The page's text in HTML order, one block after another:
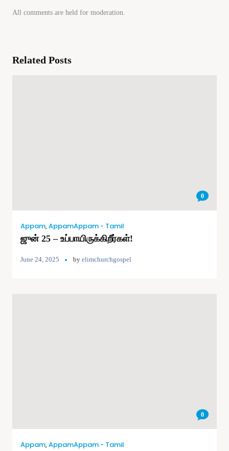
All comments are held for moderation.
Related Posts
0
Appam,AppamAppam - Tamil
ஜுன் 25 – உப்பாயிருக்கிறீர்கள்!
June 24, 2025 by elimchurchgospel
0
Appam,AppamAppam - Tamil